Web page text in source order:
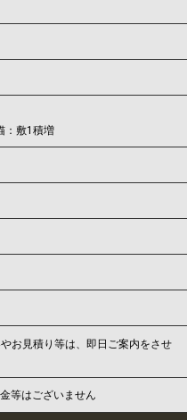
：敷1積増
お見積り等は、即日ご案内をさせ
等はございません